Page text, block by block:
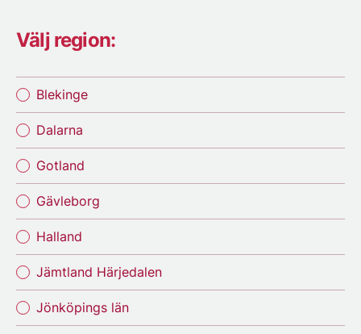
Välj region:
Blekinge
Dalarna
Gotland
Gävleborg
Halland
Jämtland Härjedalen
Jönköpings län